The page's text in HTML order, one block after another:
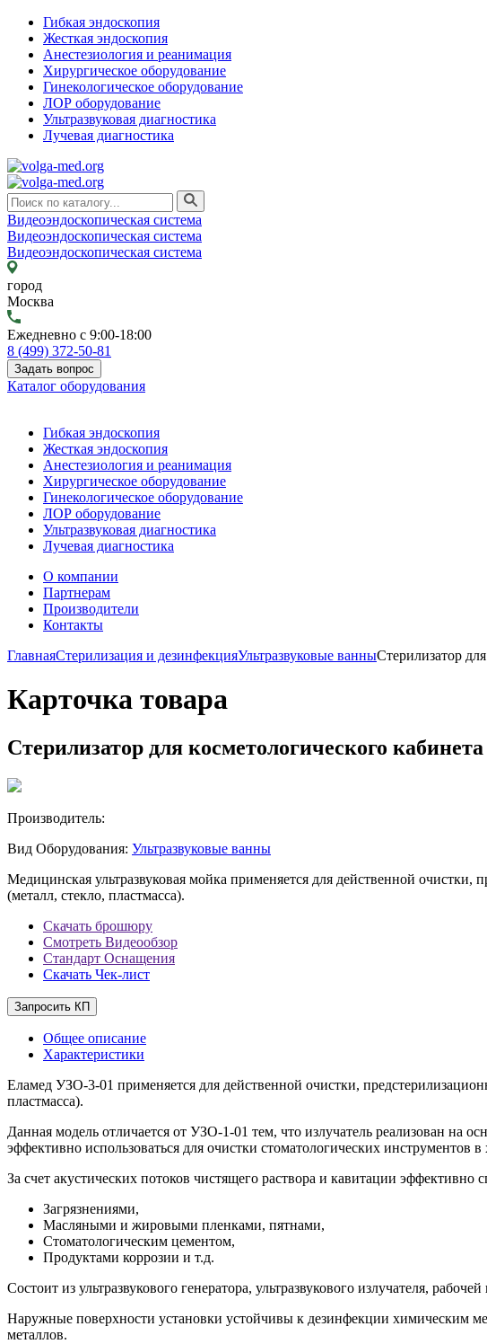
Гибкая эндоскопия
Жесткая эндоскопия
Анестезиология и реанимация
Хирургическое оборудование
Гинекологическое оборудование
ЛОР оборудование
Ультразвуковая диагностика
Лучевая диагностика
Видеоэндоскопическая система
Видеоэндоскопическая система
Видеоэндоскопическая система
город
Москва
Ежедневно с 9:00-18:00
8 (499) 372-50-81
Задать вопрос
Каталог оборудования
Гибкая эндоскопия
Жесткая эндоскопия
Анестезиология и реанимация
Хирургическое оборудование
Гинекологическое оборудование
ЛОР оборудование
Ультразвуковая диагностика
Лучевая диагностика
О компании
Партнерам
Производители
Контакты
ГлавнаяСтерилизация и дезинфекцияУльтразвуковые ванныСтерилизатор
Карточка товара
Стерилизатор для косметологического
Производитель:
Вид Оборудования: Ультразвуковые ванны
Медицинская ультразвуковая мойка применяется для действенной
(металл, стекло, пластмасса).
Скачать брошюру
Смотреть Видеообзор
Стандарт Оснащения
Скачать Чек-лист
Запросить КП
Общее описание
Характеристики
Еламед УЗО-3-01 применяется для действенной очистки,
пластмасса).
Данная модель отличается от УЗО-1-01 тем, что излучатель реализован на
эффективно использоваться для очистки стоматологических инструментов
За счет акустических потоков чистящего раствора и кавитации эффективно
Загрязнениями,
Масляными и жировыми пленками, пятнами,
Стоматологическим цементом,
Продуктами коррозии и т.д.
Состоит из ультразвукового генератора, ультразвукового излучателя,
Наружные поверхности установки устойчивы к дезинфекции химическим
металлов.